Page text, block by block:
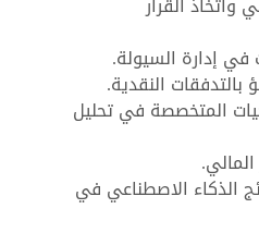
في إدارة السيولة.
بالتدفقات النقدية.
المتخصصة في تحليل
الذكاء الاصطناعي في